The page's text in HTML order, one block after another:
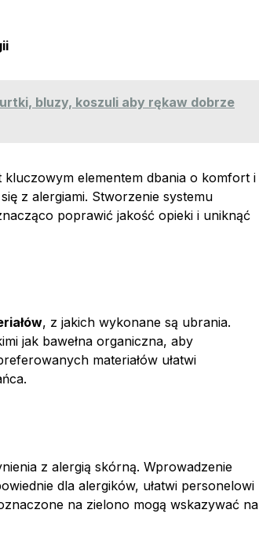
bluzy, koszuli aby rękaw dobrze
kluczowym elementem dbania o komfort i
z alergiami. Stworzenie systemu
poprawić jakość opieki i uniknąć
, z jakich wykonane są ubrania.
jak bawełna organiczna, aby
materiałów ułatwi
z alergią skórną. Wprowadzenie
dla alergików, ułatwi personelowi
na zielono mogą wskazywać na